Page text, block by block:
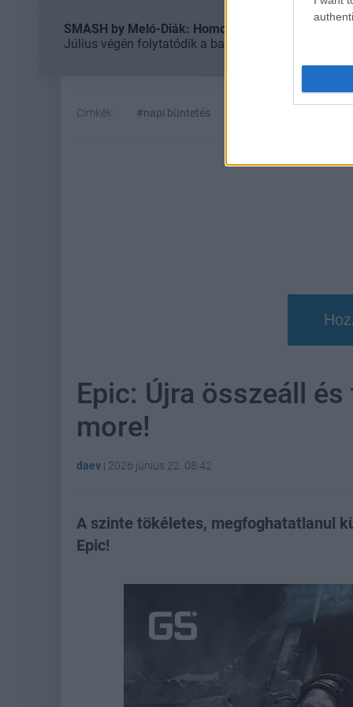
SMASH by Meló-Diák: Homok, zene és a nyár
Július végén folytatódik a balatoni strandröplabda-
Címkék: #napi büntetés
Epic: Újra összeáll
more!
daev | 2026 június 22. 08:42
A szinte tökéletes, megfoghatatlanul
Epic!